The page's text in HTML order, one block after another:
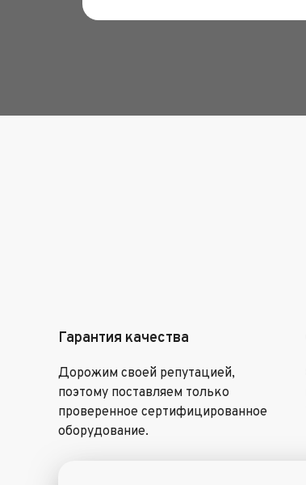
Гарантия качества
Дорожим своей репутацией,
поэтому поставляем только
проверенное сертифицированное
оборудование.